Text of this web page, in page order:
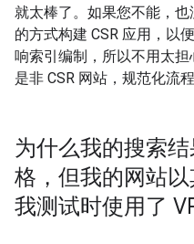
就太棒了。如果您不能，
的方式构建 CSR 应用，以
响索引编制，所以不用太
是非 CSR 网站，规范化流
为什么我的搜索
格，但我的网站
我测试时使用了